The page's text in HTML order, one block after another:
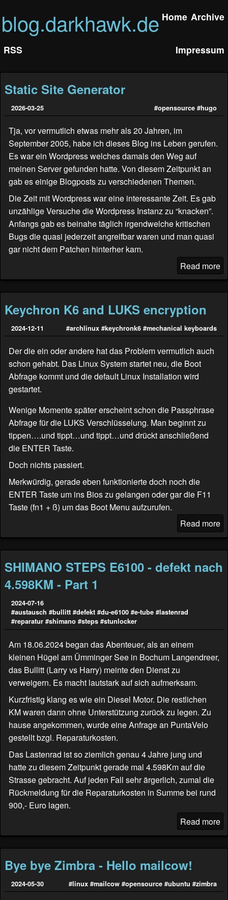
blog.darkhawk.de Home Archive
RSS Impressum
Static Site Generator
2026-03-25 #opensource #hugo
Tja, vor vermutlich etwas mehr als 20 Jahren, im
September 2005, habe ich dieses Blog ins Leben gerufen.
Es war ein Wordpress welches damals den Weg auf
meinen Server gefunden hatte. Von diesem Zeitpunkt an
gab es einige Blogposts zu verschiedenen Themen.
Die Zeit mit Wordpress war eine interessante Zeit. Es gab
unzählige Versuche die Wordpress Instanz zu “knacken”.
Anfangs gab es beinahe täglich irgendwelche kritischen
Bugs die quasi jederzeit angreifbar waren und man quasi
gar nicht dem Patchen hinterher kam.
Read more
Keychron K6 and LUKS encryption
2024-12-11 #archlinux #keychronk6 #mechanical keyboards
Der die ein oder andere hat das Problem vermutlich auch
schon gehabt. Das Linux System startet neu, die Boot
Abfrage kommt und die default Linux Installation wird
gestartet.
Wenige Momente später erscheint schon die Passphrase
Abfrage für die LUKS Verschlüsselung. Man beginnt zu
tippen….und tippt…und tippt…und drückt anschließend
die ENTER Taste.
Doch nichts passiert.
Merkwürdig, gerade eben funktionierte doch noch die
ENTER Taste um ins Bios zu gelangen oder gar die F11
Taste (fn1 + ß) um das Boot Menu aufzurufen.
Read more
SHIMANO STEPS E6100 - defekt nach
4.598KM - Part 1
2024-07-16
#austausch #bullitt #defekt #du-e6100 #e-tube #lastenrad
#reparatur #shimano #steps #stunlocker
Am 18.06.2024 began das Abenteuer, als an einem
kleinen Hügel am Ümminger See in Bochum Langendreer,
das Bullitt (Larry vs Harry) meinte den Dienst zu
verweigern. Es macht lautstark auf sich aufmerksam.
Kurzfristig klang es wie ein Diesel Motor. Die restlichen
KM waren dann ohne Unterstützung zurück zu legen. Zu
hause angekommen, wurde eine Anfrage an PuntaVelo
gestellt bzgl. Reparaturkosten.
Das Lastenrad ist so ziemlich genau 4 Jahre jung und
hatte zu diesem Zeitpunkt gerade mal 4.598Km auf die
Strasse gebracht. Auf jeden Fall sehr ärgerlich, zumal die
Rückmeldung für die Reparaturkosten in Summe bei rund
900,- Euro lagen.
Read more
Bye bye Zimbra - Hello mailcow!
2024-05-30 #linux #mailcow #opensource #ubuntu #zimbra